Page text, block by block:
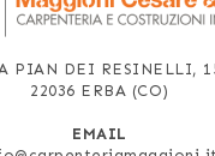
PIAN DEI RESINELLI,
22036 ERBA (CO)
EMAIL